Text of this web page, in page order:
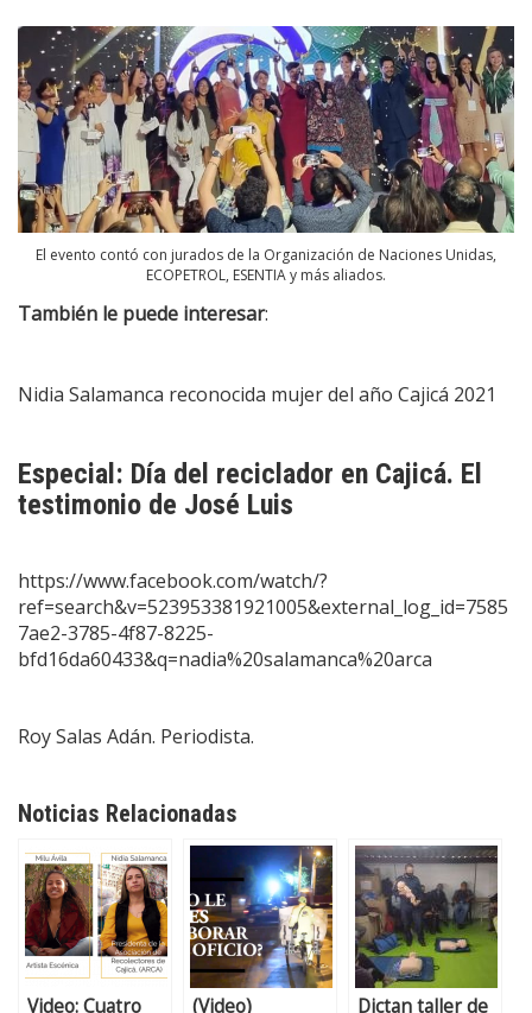
El evento contó con jurados de la Organización de Naciones Unidas,
ECOPETROL, ESENTIA y más aliados.
También le puede interesar:
Nidia Salamanca reconocida mujer del año Cajicá 2021
Especial: Día del reciclador en Cajicá. El
testimonio de José Luis
https://www.facebook.com/watch/?
ref=search&v=523953381921005&external_log_id=7585
7ae2-3785-4f87-8225-
bfd16da60433&q=nadia%20salamanca%20arca
Roy Salas Adán. Periodista.
Noticias Relacionadas
Video: Cuatro
(Video)
Dictan taller de